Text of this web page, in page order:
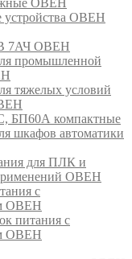
ОВЕН
устройства ОВЕН
7АЧ ОВЕН
промышленной
тяжелых условий
БП60А компактные
шкафов автоматики
для ПЛК и
ОВЕН
с
ОВЕН
питания с
ОВЕН